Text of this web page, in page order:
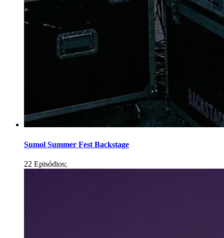
Sumol Summer Fest Backstage
22 Episódios;